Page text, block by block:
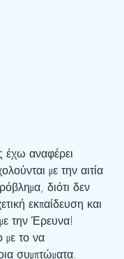
αναφέρει
με την αιτία
διότι δεν
εκπαίδευση και
την Έρευνα!
με το να
συμπτώματα.